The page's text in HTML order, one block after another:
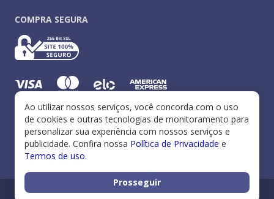
COMPRA SEGURA
© 2004 - 2026 - Personare.